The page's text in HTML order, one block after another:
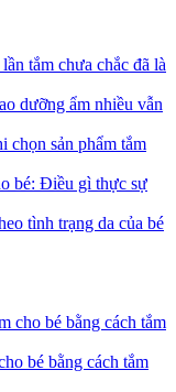
tắm chưa chắc đã là
dưỡng ẩm nhiều vẫn
sản phẩm tắm
bé: Điều gì thực sự
tình trạng da của bé
bé bằng cách tắm